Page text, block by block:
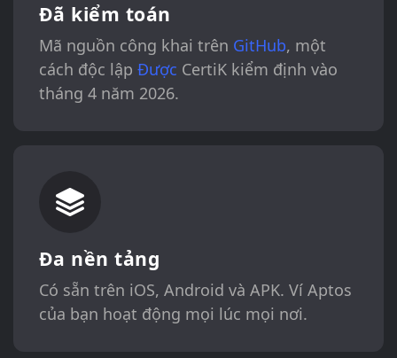
Đã kiểm toán
Mã nguồn công khai trên GitHub, một
cách độc lập Được CertiK kiểm định vào
tháng 4 năm 2026.
Đa nền tảng
Có sẵn trên iOS, Android và APK. Ví Aptos
của bạn hoạt động mọi lúc mọi nơi.